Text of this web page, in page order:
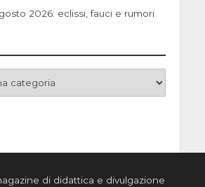
2026: eclissi, fauci e rumori
di didattica e divulgazione